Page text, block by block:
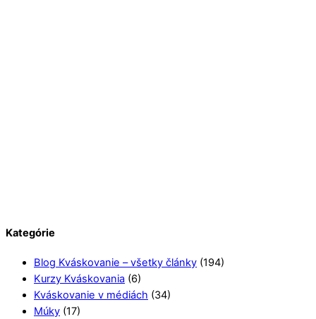
Kategórie
Blog Kváskovanie – všetky články (194)
Kurzy Kváskovania (6)
Kváskovanie v médiách (34)
Múky (17)